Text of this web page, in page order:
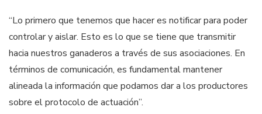
“Lo primero que tenemos que hacer es notificar para poder
controlar y aislar. Esto es lo que se tiene que transmitir
hacia nuestros ganaderos a través de sus asociaciones. En
términos de comunicación, es fundamental mantener
alineada la información que podamos dar a los productores
sobre el protocolo de actuación”.